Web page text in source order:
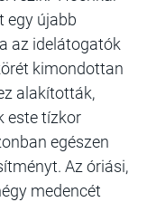
egy újabb
az idelátogatók
kimondottan
alakították,
este tízkor
egészen
Az óriási,
medencét